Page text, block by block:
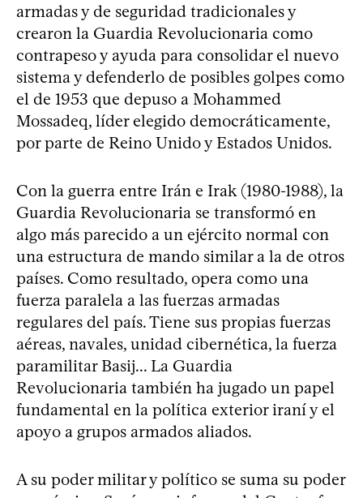
armadas y de seguridad tradicionales y
crearon la Guardia Revolucionaria como
contrapeso y ayuda para consolidar el nuevo
sistema y defenderlo de posibles golpes como
el de 1953 que depuso a Mohammed
Mossadeq, líder elegido democráticamente,
por parte de Reino Unido y Estados Unidos.
Con la guerra entre Irán e Irak (1980-1988), la
Guardia Revolucionaria se transformó en
algo más parecido a un ejército normal con
una estructura de mando similar a la de otros
países. Como resultado, opera como una
fuerza paralela a las fuerzas armadas
regulares del país. Tiene sus propias fuerzas
aéreas, navales, unidad cibernética, la fuerza
paramilitar Basij... La Guardia
Revolucionaria también ha jugado un papel
fundamental en la política exterior iraní y el
apoyo a grupos armados aliados.
A su poder militar y político se suma su poder